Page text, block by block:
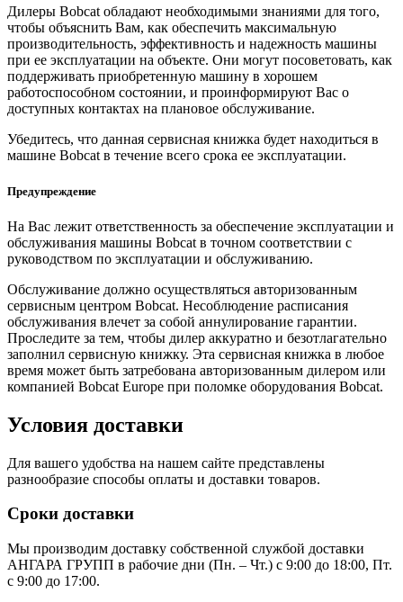
Дилеры Bobcat обладают необходимыми знаниями для того,
чтобы объяснить Вам, как обеспечить максимальную
производительность, эффективность и надежность машины
при ее эксплуатации на объекте. Они могут посоветовать, как
поддерживать приобретенную машину в хорошем
работоспособном состоянии, и проинформируют Вас о
доступных контактах на плановое обслуживание.
Убедитесь, что данная сервисная книжка будет находиться в
машине Bobcat в течение всего срока ее эксплуатации.
Предупреждение
На Вас лежит ответственность за обеспечение эксплуатации и
обслуживания машины Bobcat в точном соответствии с
руководством по эксплуатации и обслуживанию.
Обслуживание должно осуществляться авторизованным
сервисным центром Bobcat. Несоблюдение расписания
обслуживания влечет за собой аннулирование гарантии.
Проследите за тем, чтобы дилер аккуратно и безотлагательно
заполнил сервисную книжку. Эта сервисная книжка в любое
время может быть затребована авторизованным дилером или
компанией Bobcat Europe при поломке оборудования Bobcat.
Условия доставки
Для вашего удобства на нашем сайте представлены
разнообразие способы оплаты и доставки товаров.
Сроки доставки
Мы производим доставку собственной службой доставки
АНГАРА ГРУПП в рабочие дни (Пн. – Чт.) с 9:00 до 18:00, Пт.
с 9:00 до 17:00.